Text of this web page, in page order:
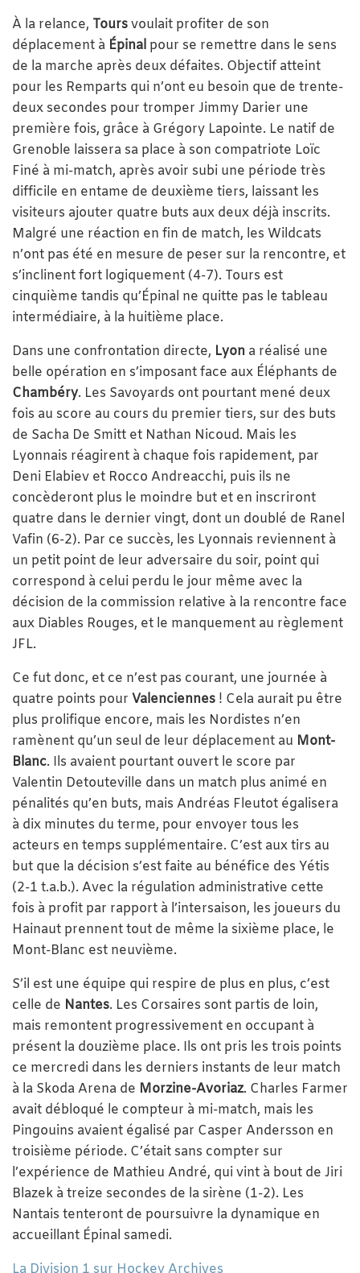
À la relance, Toursvoulait profiter de son
déplacement à Épinal pour se remettre dans le sens
de la marche après deux défaites. Objectif atteint
pour les Remparts qui n’ont eu besoin que de trente-
deux secondes pour tromper Jimmy Darier une
première fois, grâce à Grégory Lapointe. Le natif de
Grenoble laissera sa place à son compatriote Loïc
Finé à mi-match, après avoir subi une période très
difficile en entame de deuxième tiers, laissant les
visiteurs ajouter quatre buts aux deux déjà inscrits.
Malgré une réaction en fin de match, les Wildcats
n’ont pas été en mesure de peser sur la rencontre, et
s’inclinent fort logiquement (4-7). Tours est
cinquième tandis qu’Épinal ne quitte pas le tableau
intermédiaire, à la huitième place.
Dans une confrontation directe, Lyon a réalisé une
belle opération en s’imposant face aux Éléphants de
Chambéry. Les Savoyards ont pourtant mené deux
fois au score au cours du premier tiers, sur des buts
de Sacha De Smitt et Nathan Nicoud. Mais les
Lyonnais réagirent à chaque fois rapidement, par
Deni Elabiev et Rocco Andreacchi, puis ils ne
concèderont plus le moindre but et en inscriront
quatre dans le dernier vingt, dont un doublé de Ranel
Vafin (6-2). Par ce succès, les Lyonnais reviennent à
un petit point de leur adversaire du soir, point qui
correspond à celui perdu le jour même avec la
décision de la commission relative à la rencontre face
aux Diables Rouges, et le manquement au règlement
JFL.
Ce fut donc, et ce n’est pas courant, une journée à
quatre points pour Valenciennes ! Cela aurait pu être
plus prolifique encore, mais les Nordistes n’en
ramènent qu’un seul de leur déplacement au Mont-
Blanc. Ils avaient pourtant ouvert le score par
Valentin Detouteville dans un match plus animé en
pénalités qu’en buts, mais Andréas Fleutot égalisera
à dix minutes du terme, pour envoyer tous les
acteurs en temps supplémentaire. C’est aux tirs au
but que la décision s’est faite au bénéfice des Yétis
(2-1 t.a.b.). Avec la régulation administrative cette
fois à profit par rapport à l’intersaison, les joueurs du
Hainaut prennent tout de même la sixième place, le
Mont-Blanc est neuvième.
S’il est une équipe qui respire de plus en plus, c’est
celle de Nantes. Les Corsaires sont partis de loin,
mais remontent progressivement en occupant à
présent la douzième place. Ils ont pris les trois points
ce mercredi dans les derniers instants de leur match
à la Skoda Arena de Morzine-Avoriaz. Charles Farmer
avait débloqué le compteur à mi-match, mais les
Pingouins avaient égalisé par Casper Andersson en
troisième période. C’était sans compter sur
l’expérience de Mathieu André, qui vint à bout de Jiri
Blazek à treize secondes de la sirène (1-2). Les
Nantais tenteront de poursuivre la dynamique en
accueillant Épinal samedi.
La Division 1 sur Hockey Archives